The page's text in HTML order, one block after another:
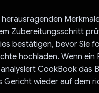
herausragenden
Zubereitungsschritt
bestätigen, bevor Sie
hochladen. Wenn
CookBook das
Gericht wieder auf dem